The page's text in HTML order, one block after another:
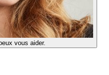
vous aider.